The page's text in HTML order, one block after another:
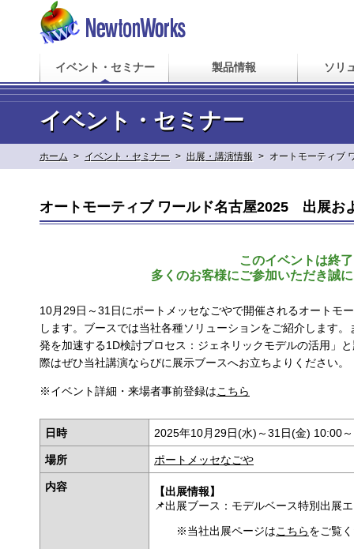
イベント・セミナー 製品情報 ソリ
イベント・セミナー
ホーム > イベント・セミナー > 出展・講演情報 > オートモーティブ
オートモーティブ ワールド名古屋2025 出展お
このイベントは終
多くのお客様にご参加いただき誠
10月29日～31日にポートメッセなごやで開催されるオートモ
します。ブースでは当社各種ソリューションをご紹介します
発を加速する1D検討プロセス：ジェネリックモデルの活用」
際はぜひ当社講演ならびに展示ブースへお立ちよりください。
※イベント詳細・来場者事前登録はこちら
日時 2025年10月29日(水)～31日(金) 10:00
場所 ポートメッセなごや
内容
【出展情報】
📌出展ブース：モデルベース特別出展
※当社出展ページはこちらをご覧